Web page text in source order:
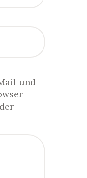
und